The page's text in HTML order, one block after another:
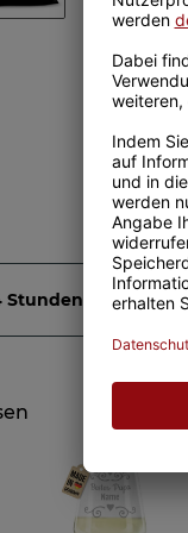
Stunden